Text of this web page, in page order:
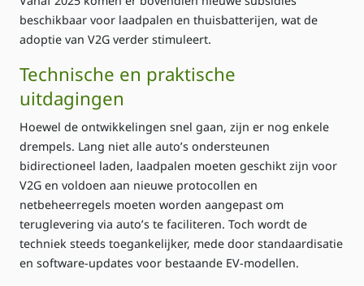
beschikbaar voor laadpalen en thuisbatterijen, wat de
adoptie van V2G verder stimuleert.
Technische en praktische
uitdagingen
Hoewel de ontwikkelingen snel gaan, zijn er nog enkele
drempels. Lang niet alle auto’s ondersteunen
bidirectioneel laden, laadpalen moeten geschikt zijn voor
V2G en voldoen aan nieuwe protocollen en
netbeheerregels moeten worden aangepast om
teruglevering via auto’s te faciliteren. Toch wordt de
techniek steeds toegankelijker, mede door standaardisatie
en software‑updates voor bestaande EV‑modellen.